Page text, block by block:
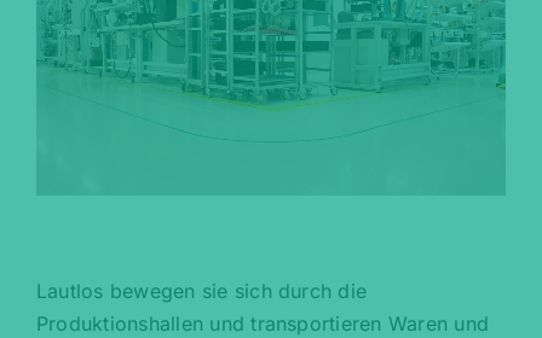
Lautlos bewegen sie sich durch die
Produktionshallen und transportieren Waren und